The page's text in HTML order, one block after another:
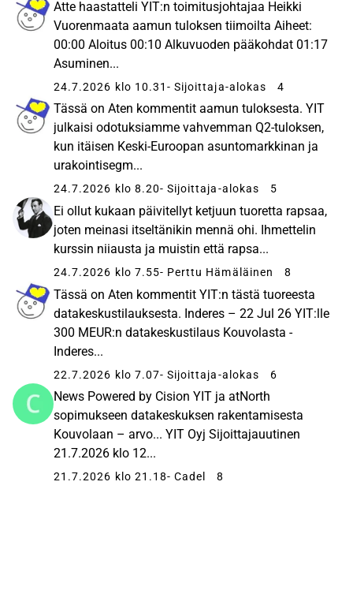
Atte haastatteli YIT:n toimitusjohtajaa Heikki
Vuorenmaata aamun tuloksen tiimoilta Aiheet:
00:00 Aloitus 00:10 Alkuvuoden pääkohdat 01:17
Asuminen...
24.7.2026 klo 10.31 - Sijoittaja-alokas 4
Tässä on Aten kommentit aamun tuloksesta. YIT
julkaisi odotuksiamme vahvemman Q2-tuloksen,
kun itäisen Keski-Euroopan asuntomarkkinan ja
urakointisegm...
24.7.2026 klo 8.20- Sijoittaja-alokas 5
Ei ollut kukaan päivitellyt ketjuun tuoretta rapsaa,
joten meinasi itseltänikin mennä ohi. Ihmettelin
kurssin niiausta ja muistin että rapsa...
24.7.2026 klo 7.55- Perttu Hämäläinen 8
Tässä on Aten kommentit YIT:n tästä tuoreesta
datakeskustilauksesta. Inderes – 22 Jul 26 YIT:lle
300 MEUR:n datakeskustilaus Kouvolasta -
Inderes...
22.7.2026 klo 7.07- Sijoittaja-alokas 6
News Powered by Cision YIT ja atNorth
sopimukseen datakeskuksen rakentamisesta
Kouvolaan – arvo... YIT Oyj Sijoittajauutinen
21.7.2026 klo 12...
21.7.2026 klo 21.18- Cadel 8